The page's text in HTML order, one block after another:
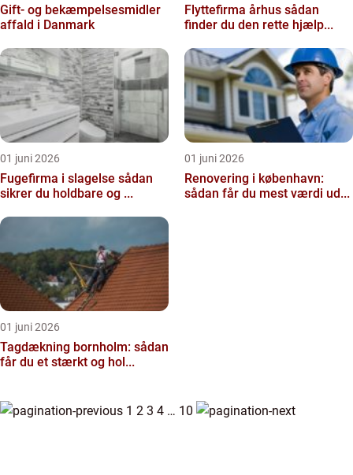
Gift- og bekæmpelsesmidler
affald i Danmark
Flyttefirma århus sådan
finder du den rette hjælp...
01 juni 2026
Fugefirma i slagelse sådan
sikrer du holdbare og ...
01 juni 2026
Renovering i københavn:
sådan får du mest værdi ud...
01 juni 2026
Tagdækning bornholm: sådan
får du et stærkt og hol...
1 2 3 4 … 10